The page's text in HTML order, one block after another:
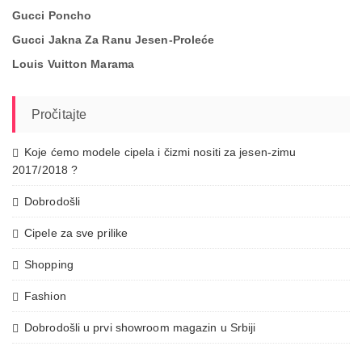
Gucci Poncho
Gucci Jakna Za Ranu Jesen-Proleće
Louis Vuitton Marama
Pročitajte
Koje ćemo modele cipela i čizmi nositi za jesen-zimu
2017/2018 ?
Dobrodošli
Cipele za sve prilike
Shopping
Fashion
Dobrodošli u prvi showroom magazin u Srbiji